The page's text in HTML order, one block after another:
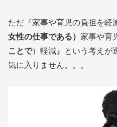
ただ『家事や育児の負担を軽
女性の仕事である） 家事や育
ことで）軽減』という考えが
気に入りません。。。